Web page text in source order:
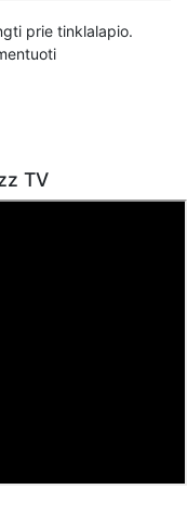
ir žiūrovų, mus
galite pervesti į
–
prie tinklalapio.
TV